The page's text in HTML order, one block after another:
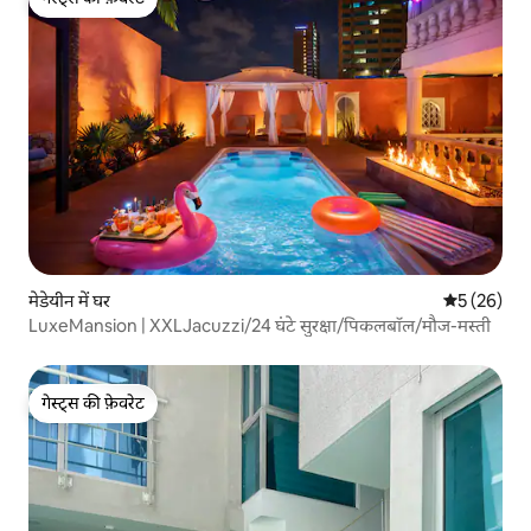
गेस्ट्स की फ़ेवरेट
मेडेयीन में घर औसत रेटिंग
5 (26)
LuxeMansion | XXLJacuzzi/24 घंटे सुरक्षा/पिकलबॉल/मौज-मस्ती
गेस्ट्स की फ़ेवरेट
गेस्ट्स की फ़ेवरेट